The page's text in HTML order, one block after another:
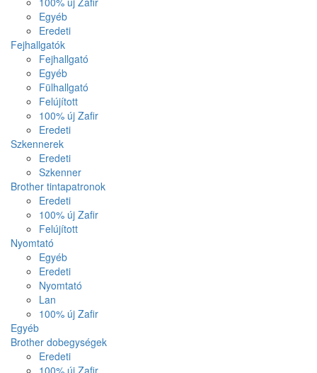
Egyéb
Eredeti
Fejhallgatók
Fejhallgató
Egyéb
Fülhallgató
Felújított
100% új Zafir
Eredeti
Szkennerek
Eredeti
Szkenner
Brother tintapatronok
Eredeti
100% új Zafir
Felújított
Nyomtató
Egyéb
Eredeti
Nyomtató
Lan
100% új Zafir
Egyéb
Brother dobegységek
Eredeti
100% új Zafir